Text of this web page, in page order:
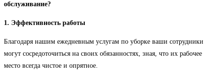
обслуживание?
1. Эффективность работы
Благодаря нашим ежедневным услугам по уборке ваши сотрудники
могут сосредоточиться на своих обязанностях, зная, что их рабочее
место всегда чистое и опрятное.